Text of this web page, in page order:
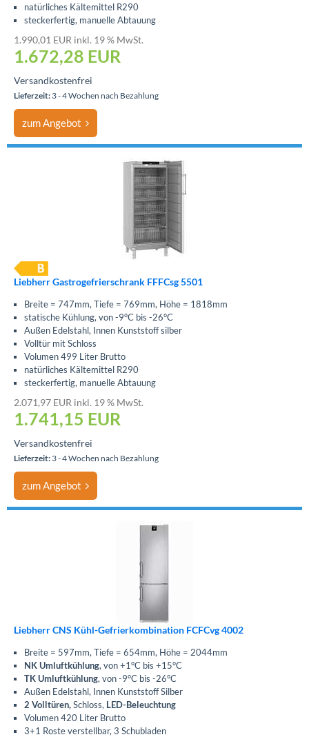
natürliches Kältemittel R290
steckerfertig, manuelle Abtauung
1.990,01 EUR inkl. 19 % MwSt.
1.672,28 EUR
Versandkostenfrei
Lieferzeit: 3 - 4 Wochen nach Bezahlung
zum Angebot
Liebherr Gastrogefrierschrank FFFCsg 5501
Breite = 747mm, Tiefe = 769mm, Höhe = 1818mm
statische Kühlung, von -9°C bis -26°C
Außen Edelstahl, Innen Kunststoff silber
Volltür mit Schloss
Volumen 499 Liter Brutto
natürliches Kältemittel R290
steckerfertig, manuelle Abtauung
2.071,97 EUR inkl. 19 % MwSt.
1.741,15 EUR
Versandkostenfrei
Lieferzeit: 3 - 4 Wochen nach Bezahlung
zum Angebot
Liebherr CNS Kühl-Gefrierkombination FCFCvg 4002
Breite = 597mm, Tiefe = 654mm, Höhe = 2044mm
NK Umluftkühlung, von +1°C bis +15°C
TK Umluftkühlung, von -9°C bis -26°C
Außen Edelstahl, Innen Kunststoff Silber
2 Volltüren,Schloss, LED-Beleuchtung
Volumen 420 Liter Brutto
3+1 Roste verstellbar, 3 Schubladen